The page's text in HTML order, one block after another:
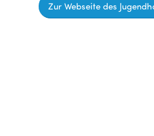
Zur Webseite des